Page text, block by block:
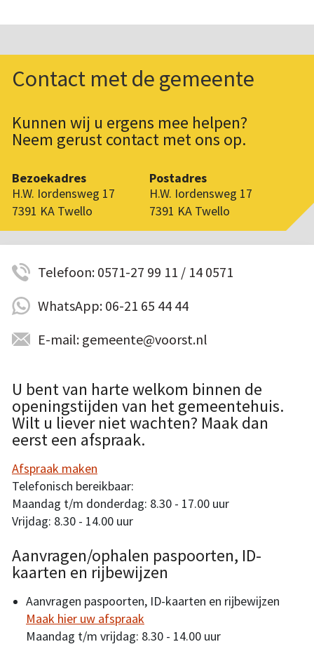
Contact met de gemeente
Kunnen wij u ergens mee helpen?
Neem gerust contact met ons op.
Bezoekadres
H.W. Iordensweg 17
7391 KA Twello
Postadres
H.W. Iordensweg 17
7391 KA Twello
Telefoon: 0571-27 99 11 / 14 0571
WhatsApp: 06-21 65 44 44
E-mail: gemeente@voorst.nl
U bent van harte welkom binnen de
openingstijden van het gemeentehuis.
Wilt u liever niet wachten? Maak dan
eerst een afspraak.
Afspraak maken
Telefonisch bereikbaar:
Maandag t/m donderdag: 8.30 - 17.00 uur
Vrijdag: 8.30 - 14.00 uur
Aanvragen/ophalen paspoorten, ID-
kaarten en rijbewijzen
Aanvragen paspoorten, ID-kaarten en rijbewijzen
Maak hier uw afspraak
Maandag t/m vrijdag: 8.30 - 14.00 uur